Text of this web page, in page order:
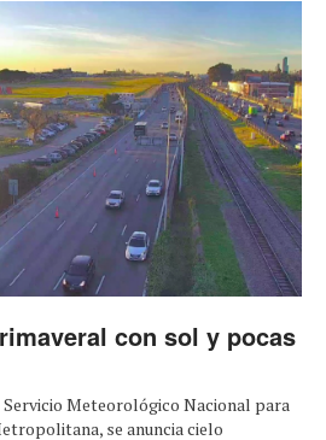
con sol y pocas
Meteorológico Nacional para
se anuncia cielo